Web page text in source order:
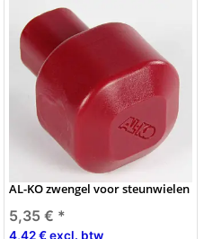
AL-KO zwengel voor steunwielen
5,35 € *
4,42 € excl. btw